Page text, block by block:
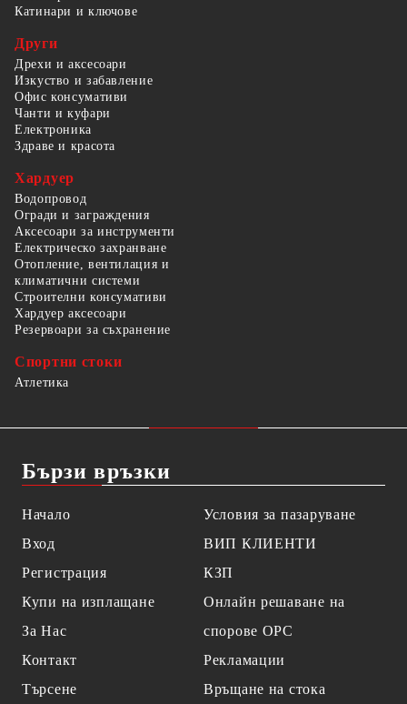
Катинари и ключове
Други
Дрехи и аксесоари
Изкуство и забавление
Офис консумативи
Чанти и куфари
Електроника
Здраве и красота
Хардуер
Водопровод
Огради и заграждения
Аксесоари за инструменти
Електрическо захранване
Отопление, вентилация и
климатични системи
Строителни консумативи
Хардуер аксесоари
Резервоари за съхранение
Спортни стоки
Атлетика
Бързи връзки
Начало
Вход
Регистрация
Купи на изплащане
За Нас
Контакт
Търсене
Условия за пазаруване
ВИП КЛИЕНТИ
КЗП
Онлайн решаване на
спорове OPC
Рекламации
Връщане на стока